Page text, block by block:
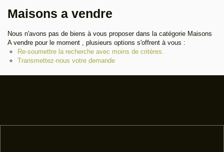
Estimation
Avis clients
Maisons a vendre
Nous n'avons pas de biens à vous proposer dans la catégorie Maisons
A vendre pour le moment , plusieurs options s'offrent à vous :
Re-soumettre la recherche avec moins de critères.
Transmettez-nous votre demande